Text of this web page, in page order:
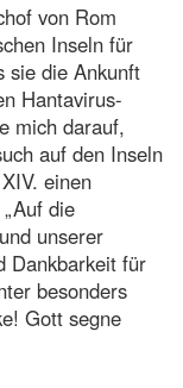
von Rom
Inseln für
sie die Ankunft
Hantavirus-
mich darauf,
auf den Inseln
einen
die
unserer
Dankbarkeit für
besonders
Gott segne